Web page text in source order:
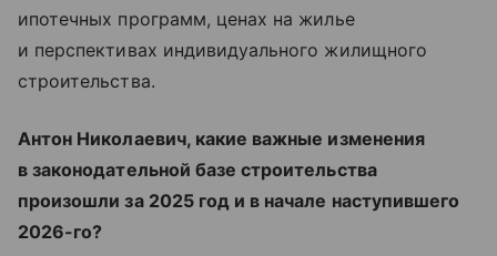
ипотечных программ, ценах на жилье
и перспективах индивидуального жилищного
строительства.
Антон Николаевич, какие важные изменения
в законодательной базе строительства
произошли за 2025 год и в начале наступившего
2026-го?